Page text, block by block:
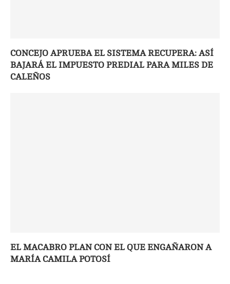
CONCEJO APRUEBA EL SISTEMA RECUPERA: ASÍ
BAJARÁ EL IMPUESTO PREDIAL PARA MILES DE
CALEÑOS
EL MACABRO PLAN CON EL QUE ENGAÑARON A
MARÍA CAMILA POTOSÍ